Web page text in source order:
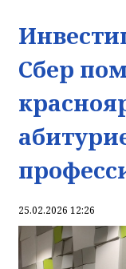
Сбер
25.02.2026 12:26